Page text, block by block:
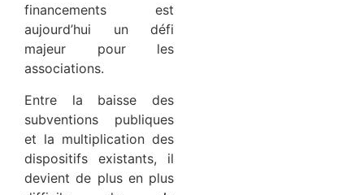
financements est
aujourd’hui un défi
majeur pour les
associations.
Entre la baisse des
subventions publiques
et la multiplication des
dispositifs existants, il
devient de plus en plus